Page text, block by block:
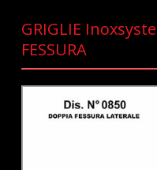
GRIGLIE
FESSURA